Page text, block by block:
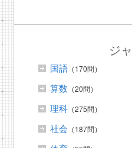
ジ
国語（170問）
算数 （20問）
理科（275問）
社会 （187問）